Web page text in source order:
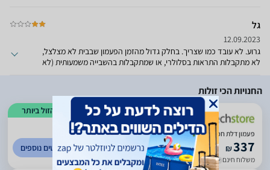
גל
12.09.2023
גרוע. לא עובד כמו שצריך. בחלק גדול מהזמן הפעמון שבבית לא מצלצל,
לא מתקבלות התראות בסלולרי, או שמתקבלות בהשבייה משמעותית (לא
החנויות הכי זולות
הזול ביותר
4.67
3911
)
פעמון דלת חכם Xiaomi Smart Doorbell 3
₪337
משלוח חינם עד 14 ימי עסקים
לפרטים נוספים